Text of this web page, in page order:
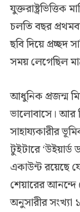
চলতি বছর
ছবি দিয়ে প্রচ্ছদ
সময় লেগেছিল
আধুনিক প্রজন্ম
ভালোবাসে। আর
সাহায্যকারীর
টুইটারে
একাউন্ট রয়েছে
শেয়ারের
অনুসারীর সংখ্যা